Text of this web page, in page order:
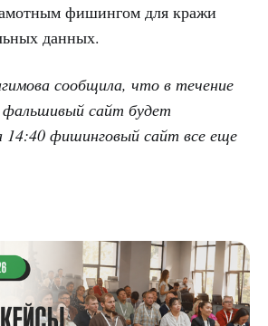
фишингом для кражи
данных.
сообщила, что в течение
фальшивый сайт будет
14:40 фишинговый сайт все еще